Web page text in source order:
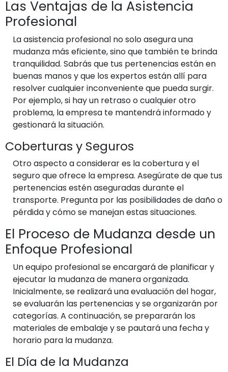
Las Ventajas de la Asistencia
Profesional
La asistencia profesional no solo asegura una
mudanza más eficiente, sino que también te brinda
tranquilidad. Sabrás que tus pertenencias están en
buenas manos y que los expertos están allí para
resolver cualquier inconveniente que pueda surgir.
Por ejemplo, si hay un retraso o cualquier otro
problema, la empresa te mantendrá informado y
gestionará la situación.
Coberturas y Seguros
Otro aspecto a considerar es la cobertura y el
seguro que ofrece la empresa. Asegúrate de que tus
pertenencias estén aseguradas durante el
transporte. Pregunta por las posibilidades de daño o
pérdida y cómo se manejan estas situaciones.
El Proceso de Mudanza desde un
Enfoque Profesional
Un equipo profesional se encargará de planificar y
ejecutar la mudanza de manera organizada.
Inicialmente, se realizará una evaluación del hogar,
se evaluarán las pertenencias y se organizarán por
categorías. A continuación, se prepararán los
materiales de embalaje y se pautará una fecha y
horario para la mudanza.
El Día de la Mudanza